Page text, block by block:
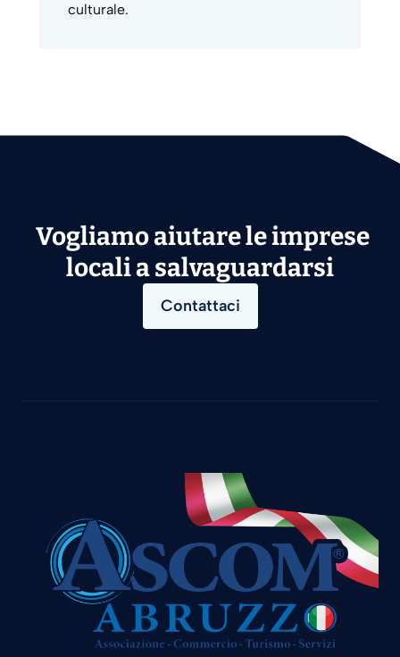
culturale.
Vogliamo aiutare le imprese
locali a salvaguardarsi
Contattaci